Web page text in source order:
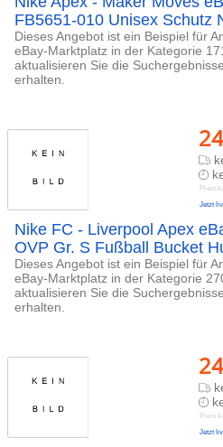
FB5651-010 Unisex Schutz
Dieses Angebot ist ein Beispiel für
eBay-Marktplatz in der Kategorie
aktualisieren Sie die
erhalten.
Preis
Jetzt
Nike FC - Liverpool Apex
OVP Gr. S Fußball Bucket
Dieses Angebot ist ein Beispiel für
eBay-Marktplatz in der Kategorie
aktualisieren Sie die
erhalten.
Preis
Jetzt